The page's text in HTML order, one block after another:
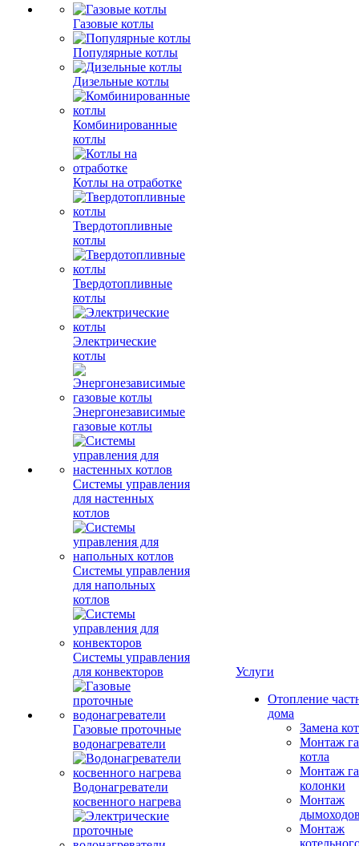
Газовые котлы
Популярные котлы
Дизельные котлы
Комбинированные
котлы
Котлы на отработке
Твердотопливные
котлы
Твердотопливные
котлы
Электрические
котлы
Энергонезависимые
газовые котлы
Системы управления
для настенных
котлов
Системы управления
для напольных
котлов
Системы управления
для конвекторов
Газовые проточные
водонагреватели
Водонагреватели
косвенного нагрева
Услуги
Отопление
дома
Замена
Монтаж
котла
Монтаж
колонки
Монтаж
Монтаж